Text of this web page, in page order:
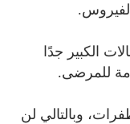
الكبير جدًا
للمرضى.
وبالتالي لن